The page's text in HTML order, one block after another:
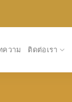
ความ ติดต่อเรา